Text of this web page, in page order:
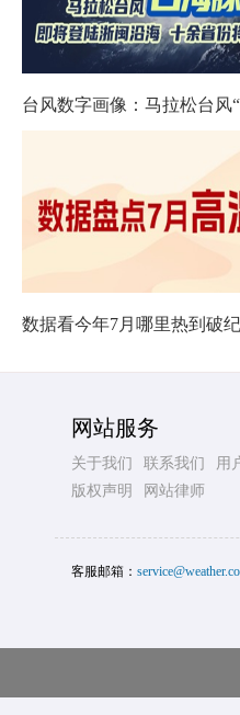
网站服务
关于我们 联系我们
用
版权声明
网站律师
客服邮箱：